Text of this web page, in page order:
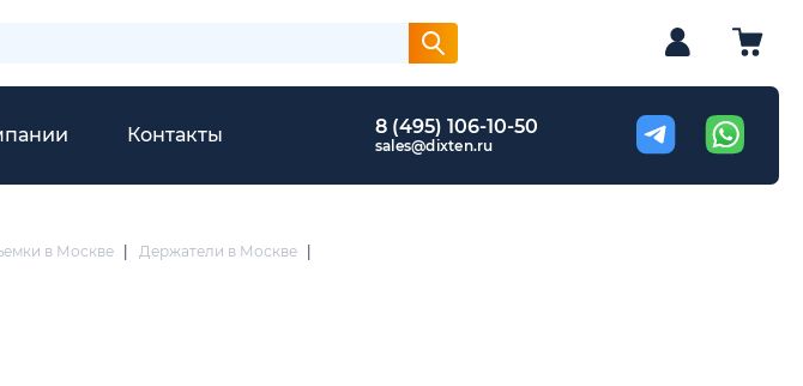
Контакты 8 (495) 106-10-50
sales@dixten.ru
в Москве Держатели в Москве